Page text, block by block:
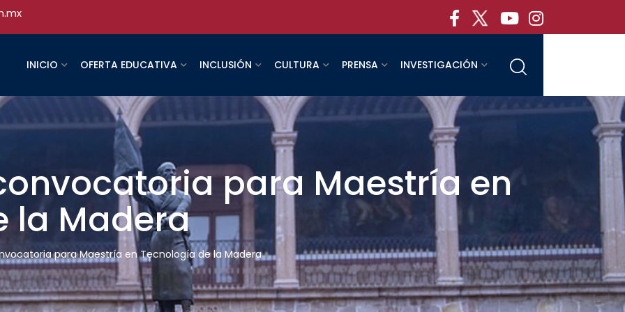
INICIO OFERTA EDUCATIVA INCLUSIÓN CULTURA PRENSA INVESTIGACIÓN
para Maestría en
la Madera
para Maestría en Tecnología de la Madera